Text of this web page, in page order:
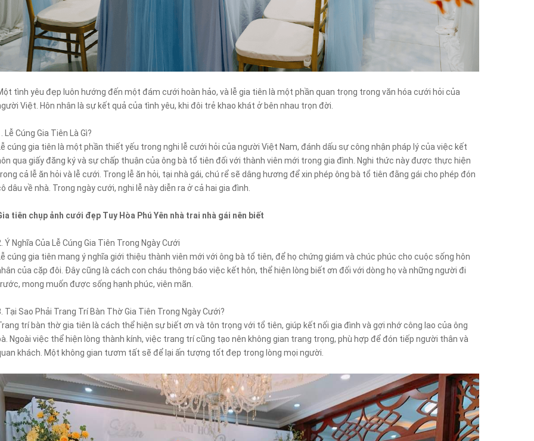
tình yêu đẹp luôn hướng đến một đám cưới hoàn hảo, và lễ gia tiên là một phần quan trọng trong văn hóa cưới hỏi của
Việt. Hôn nhân là sự kết quả của tình yêu, khi đôi trẻ khao khát ở bên nhau trọn đời.
Lễ Cúng Gia Tiên Là Gì?
cúng gia tiên là một phần thiết yếu trong nghi lễ cưới hỏi của người Việt Nam, đánh dấu sự công nhận pháp lý của việc kết
qua giấy đăng ký và sự chấp thuận của ông bà tổ tiên đối với thành viên mới trong gia đình. Nghi thức này được thực hiện
cả lễ ăn hỏi và lễ cưới. Trong lễ ăn hỏi, tại nhà gái, chú rể sẽ dâng hương để xin phép ông bà tổ tiên đằng gái cho phép đón
dâu về nhà. Trong ngày cưới, nghi lễ này diễn ra ở cả hai gia đình.
tiên chụp ảnh cưới đẹp Tuy Hòa Phú Yên nhà trai nhà gái nên biết
Ý Nghĩa Của Lễ Cúng Gia Tiên Trong Ngày Cưới
cúng gia tiên mang ý nghĩa giới thiệu thành viên mới với ông bà tổ tiên, để họ chứng giám và chúc phúc cho cuộc sống hôn
của cặp đôi. Đây cũng là cách con cháu thông báo việc kết hôn, thể hiện lòng biết ơn đối với dòng họ và những người đi
mong muốn được sống hạnh phúc, viên mãn.
Tại Sao Phải Trang Trí Bàn Thờ Gia Tiên Trong Ngày Cưới?
trí bàn thờ gia tiên là cách thể hiện sự biết ơn và tôn trọng với tổ tiên, giúp kết nối gia đình và gợi nhớ công lao của ông
Ngoài việc thể hiện lòng thành kính, việc trang trí cũng tạo nên không gian trang trọng, phù hợp để đón tiếp người thân và
khách. Một không gian tươm tất sẽ để lại ấn tượng tốt đẹp trong lòng mọi người.